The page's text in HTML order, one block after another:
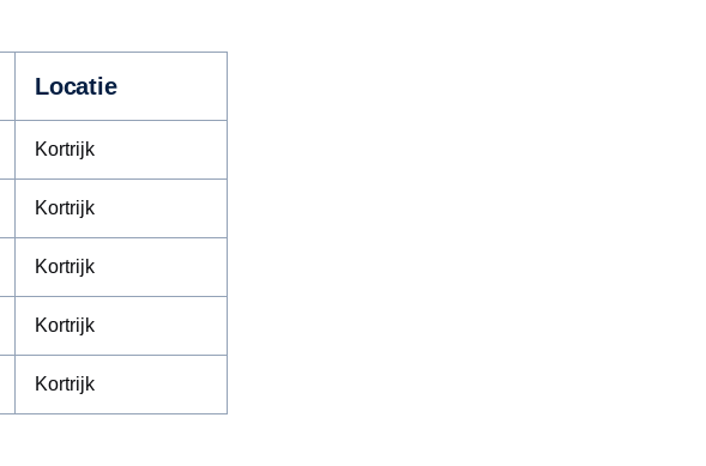
Locatie
Kortrijk
Kortrijk
Kortrijk
Kortrijk
Kortrijk